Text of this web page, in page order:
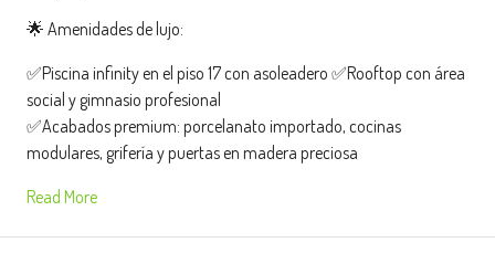
🌟 Amenidades de lujo:
✅Piscina infinity en el piso 17 con asoleadero ✅Rooftop con área
social y gimnasio profesional
✅Acabados premium: porcelanato importado, cocinas
modulares, grifería y puertas en madera preciosa
Read More